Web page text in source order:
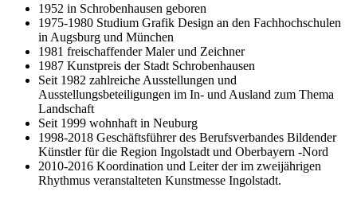
1952 in Schrobenhausen geboren
1975-1980 Studium Grafik Design an den Fachhochschulen
in Augsburg und München
1981 freischaffender Maler und Zeichner
1987 Kunstpreis der Stadt Schrobenhausen
Seit 1982 zahlreiche Ausstellungen und
Ausstellungsbeteiligungen im In- und Ausland zum Thema
Landschaft
Seit 1999 wohnhaft in Neuburg
1998-2018 Geschäftsführer des Berufsverbandes Bildender
Künstler für die Region Ingolstadt und Oberbayern -Nord
2010-2016 Koordination und Leiter der im zweijährigen
Rhythmus veranstalteten Kunstmesse Ingolstadt.